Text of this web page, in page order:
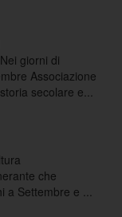
giorni di
Associazione
secolare e...
che
Settembre e ...